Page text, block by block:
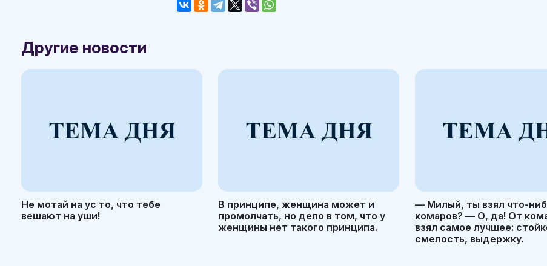
Другие новости
Не мотай на ус то, что тебе
вешают на уши!
В принципе, женщина может и
промолчать, но дело в том, что у
женщины нет такого принципа.
— Милый, ты взял что-
комаров? — О, да! От
взял самое лучшее:
смелость, выдержку.